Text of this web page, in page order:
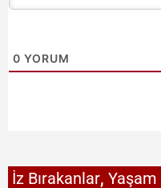
0 YORUM
İz Bırakanlar, Yaşam